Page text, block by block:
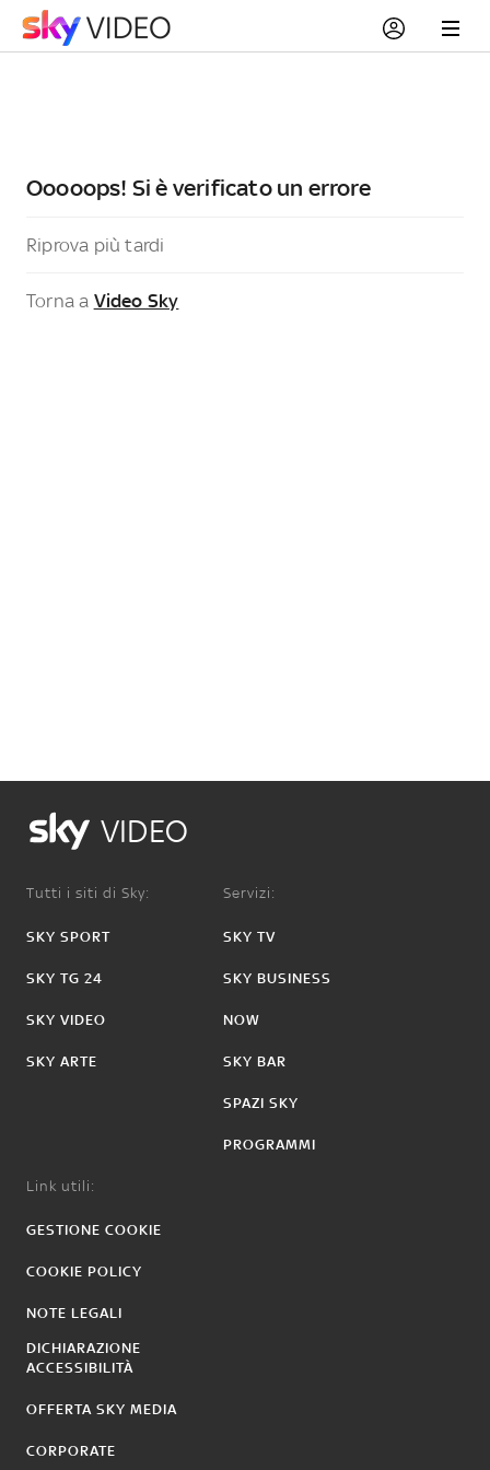
Ooooops! Si è verificato un errore
Riprova più tardi
Torna a Video Sky
VIDEO
Tutti i siti di Sky:
SKY SPORT
SKY TG 24
SKY VIDEO
SKY ARTE
Servizi:
SKY TV
SKY BUSINESS
NOW
SKY BAR
SPAZI SKY
PROGRAMMI
Link utili:
GESTIONE COOKIE
COOKIE POLICY
NOTE LEGALI
DICHIARAZIONE
ACCESSIBILITÀ
OFFERTA SKY MEDIA
CORPORATE